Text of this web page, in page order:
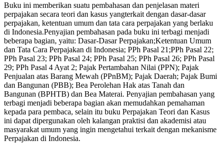
Buku ini memberikan suatu pembahasan dan penjelasan materi
perpajakan secara teori dan kasus yangterkait dengan dasar-dasar
perpajakan, ketentuan umum dan tata cara perpajakan yang berlaku
di Indonesia.Penyajian pembahasan pada buku ini terbagi menjadi
beberapa bagian, yaitu: Dasar-Dasar Perpajakan;Ketentuan Umum
dan Tata Cara Perpajakan di Indonesia; PPh Pasal 21;PPh Pasal 22;
PPh Pasal 23; PPh Pasal 24; PPh Pasal 25; PPh Pasal 26; PPh Pasal
29; PPh Pasal 4 Ayat 2; Pajak Pertambahan Nilai (PPN); Pajak
Penjualan atas Barang Mewah (PPnBM); Pajak Daerah; Pajak Bumi
dan Bangunan (PBB); Bea Perolehan Hak atas Tanah dan
Bangunan (BPHTB) dan Bea Materai. Penyajian pembahasan yang
terbagi menjadi beberapa bagian akan memudahkan pemahaman
kepada para pembaca, selain itu buku Perpajakan Teori dan Kasus
ini dapat dipergunakan oleh kalangan praktisi dan akademisi atau
masyarakat umum yang ingin mengetahui terkait dengan mekanisme
Perpajakan di Indonesia.